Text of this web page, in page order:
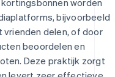
bijvoorbeeld
vrienden delen, of door
beoordelen en
Deze praktijk zorgt